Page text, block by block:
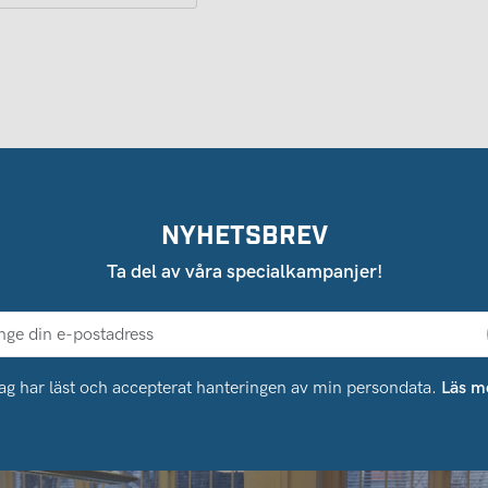
NYHETSBREV
Ta del av våra specialkampanjer!
har läst och accepterat hanteringen av min persondata. Läs